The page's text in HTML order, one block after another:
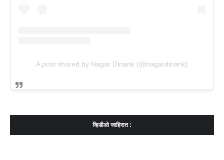
A post shared by Nagar Dinank (@nagardinank)
व्हिडीओ जाहिरात :